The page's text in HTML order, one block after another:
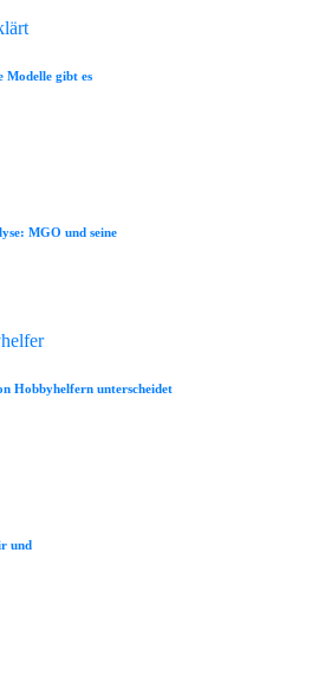
Modelle gibt es
MGO und seine
Hobbyhelfern unterscheidet
und